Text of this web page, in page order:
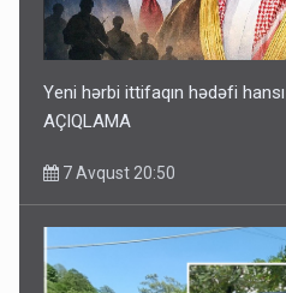
Yeni hərbi ittifaqın hədəfi
AÇIQLAMA
7 Avqust 20:50